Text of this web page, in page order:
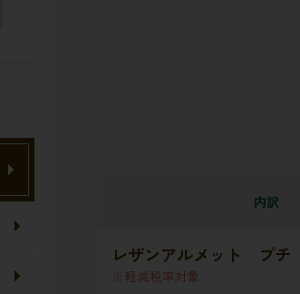
内訳
レザンアルメット プチ
軽減税率対象